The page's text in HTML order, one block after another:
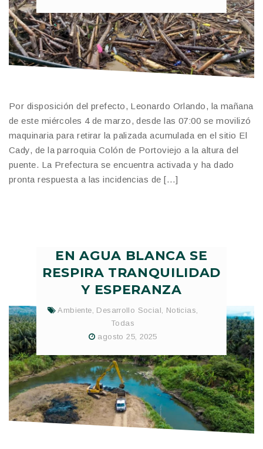
Por disposición del prefecto, Leonardo Orlando, la mañana
de este miércoles 4 de marzo, desde las 07:00 se movilizó
maquinaria para retirar la palizada acumulada en el sitio El
Cady, de la parroquia Colón de Portoviejo a la altura del
puente. La Prefectura se encuentra activada y ha dado
pronta respuesta a las incidencias de […]
EN AGUA BLANCA SE
RESPIRA TRANQUILIDAD
Y ESPERANZA
Ambiente, Desarrollo Social, Noticias,
Todas
agosto 25, 2025